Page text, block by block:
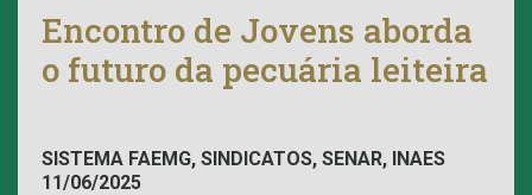
Encontro de Jovens aborda
o futuro da pecuária leiteira
SISTEMA FAEMG, SINDICATOS, SENAR, INAES
11/06/2025